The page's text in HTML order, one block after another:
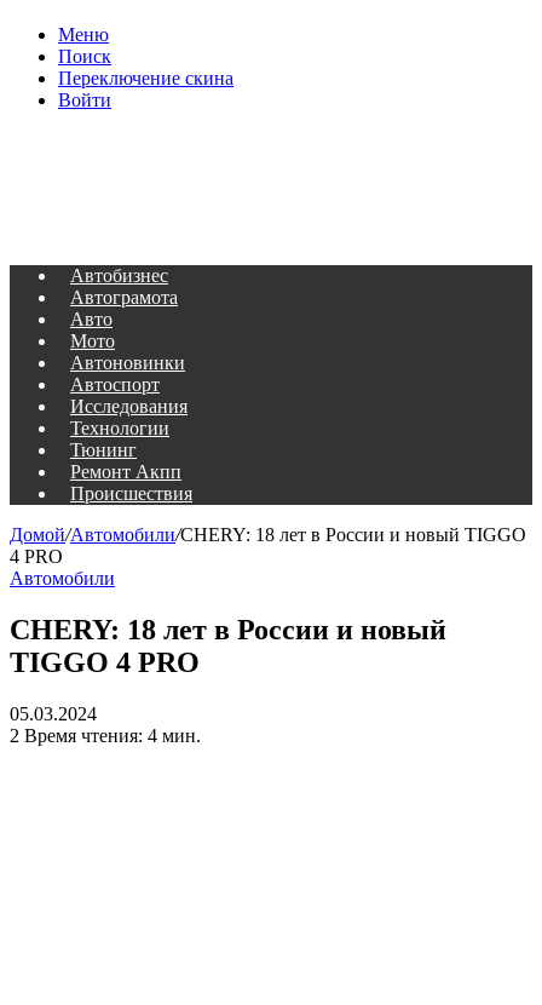
Меню
Поиск
Переключение скина
Войти
Автобизнес
Автограмота
Авто
Мото
Автоновинки
Автоспорт
Исследования
Технологии
Тюнинг
Ремонт Акпп
Происшествия
Домой/Автомобили/CHERY: 18 лет в России и новый TIGGO
4 PRO
Автомобили
CHERY: 18 лет в России и новый
TIGGO 4 PRO
05.03.2024
2 Время чтения: 4 мин.